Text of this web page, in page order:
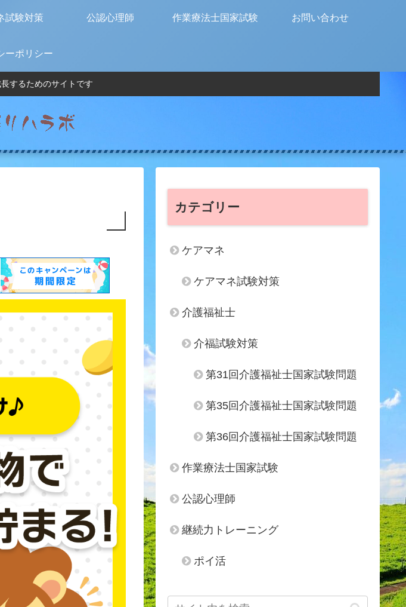
するためのサイトです
試験対策 公認心理師 作業療法士国家試験 お問い合わせ
ーポリシー
カテゴリー
ケアマネ
ケアマネ試験対策
介護福祉士
介福試験対策
第31回介護福祉士国家試験問題
第35回介護福祉士国家試験問題
第36回介護福祉士国家試験問題
作業療法士国家試験
公認心理師
継続力トレーニング
ポイ活